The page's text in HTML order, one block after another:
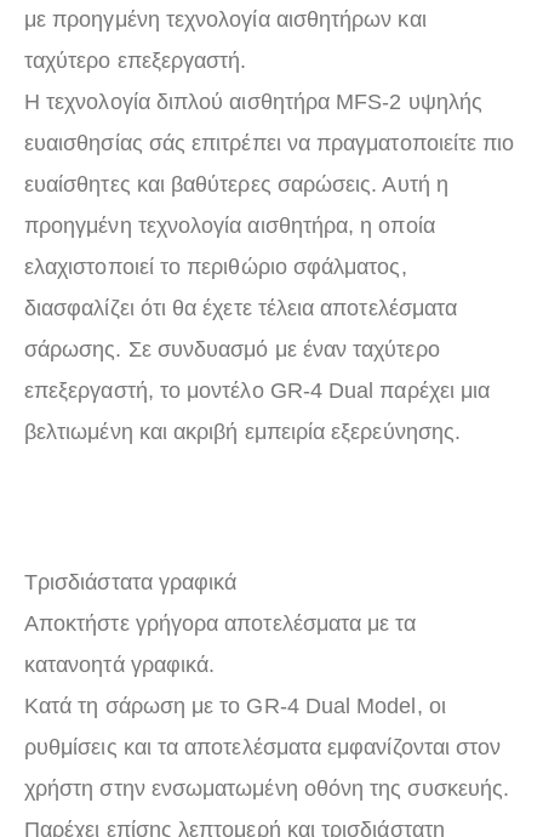
με προηγμένη τεχνολογία αισθητήρων και
ταχύτερο επεξεργαστή.
Η τεχνολογία διπλού αισθητήρα MFS-2 υψηλής
ευαισθησίας σάς επιτρέπει να πραγματοποιείτε πιο
ευαίσθητες και βαθύτερες σαρώσεις. Αυτή η
προηγμένη τεχνολογία αισθητήρα, η οποία
ελαχιστοποιεί το περιθώριο σφάλματος,
διασφαλίζει ότι θα έχετε τέλεια αποτελέσματα
σάρωσης. Σε συνδυασμό με έναν ταχύτερο
επεξεργαστή, το μοντέλο GR-4 Dual παρέχει μια
βελτιωμένη και ακριβή εμπειρία εξερεύνησης.
Τρισδιάστατα γραφικά
Αποκτήστε γρήγορα αποτελέσματα με τα
κατανοητά γραφικά.
Κατά τη σάρωση με το GR-4 Dual Model, οι
ρυθμίσεις και τα αποτελέσματα εμφανίζονται στον
χρήστη στην ενσωματωμένη οθόνη της συσκευής.
Παρέχει επίσης λεπτομερή και τρισδιάστατη